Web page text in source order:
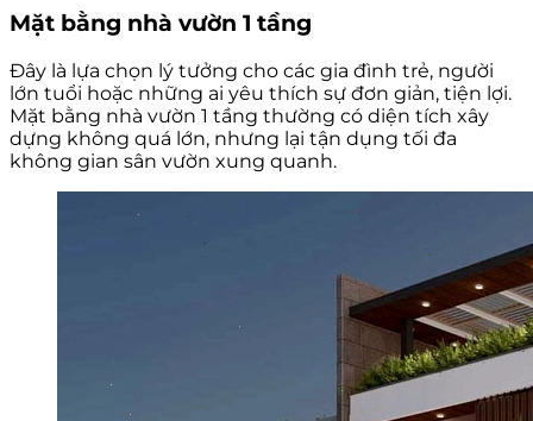
Mặt bằng nhà vườn 1 tầng
Đây là lựa chọn lý tưởng cho các gia đình trẻ, người
lớn tuổi hoặc những ai yêu thích sự đơn giản, tiện lợi.
Mặt bằng nhà vườn 1 tầng thường có diện tích xây
dựng không quá lớn, nhưng lại tận dụng tối đa
không gian sân vườn xung quanh.